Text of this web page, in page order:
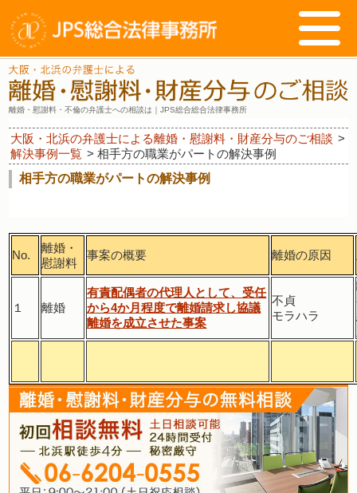
離婚・慰謝料・不倫の弁護士への相談は｜JPS総合総合法律事務所
大阪・北浜の弁護士による離婚・慰謝料・財産分与のご相談 >
解決事例一覧 >相手方の職業がパートの解決事例
相手方の職業がパートの解決事例
No.
離婚・
慰謝料
事案の概要 離婚の原因
１ 離婚
有責配偶者の代理人として、受任
から4か月程度で離婚請求し協議
離婚を成立させた事案
不貞
モラハラ